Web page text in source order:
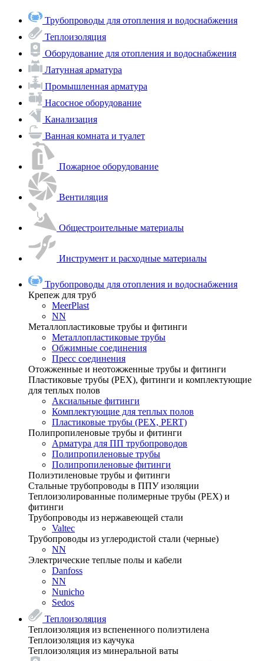
Трубопроводы для отопления и водоснабжения
Теплоизоляция
Оборудование для отопления и водоснабжения
Латунная арматура
Промышленная арматура
Насосное оборудование
Канализация
Ванная комната и туалет
Пожарное оборудование
Вентиляция
Общестроительные материалы
Инструмент и расходные материалы
Трубопроводы для отопления и водоснабжения
Крепеж для труб
MeerPlast
NN
Металлопластиковые трубы и фитинги
Металлопластиковые трубы
Обжимные соединения
Пресс соединения
Отожженные и неотожженные трубы и фитинги
Пластиковые трубы (РЕХ), фитинги и комплектующие
для теплых полов
Аксиальные фитинги
Комплектующие для теплых полов
Пластиковые трубы (РЕХ, PERT)
Полипропиленовые трубы и фитинги
Арматура для ПП трубопроводов
Полипропиленовые трубы
Полипропиленовые фитинги
Полиэтиленовые трубы и фитинги
Стальные трубопроводы в ППУ изоляции
Теплоизолированные полимерные трубы (РЕХ) и
фитинги
Трубопроводы из нержавеющей стали
Valtec
Трубопроводы из углеродистой стали (черные)
NN
Электрические теплые полы и кабели
Danfoss
NN
Nunicho
Sedos
Теплоизоляция
Теплоизоляция из вспененного полиэтилена
Теплоизоляция из каучука
Теплоизоляция из минеральной ваты